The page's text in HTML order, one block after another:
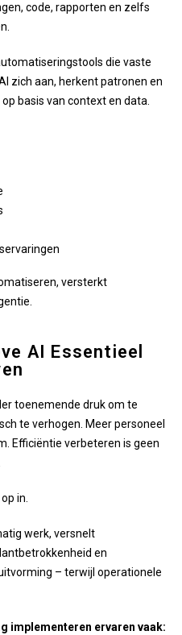
code, rapporten en zelfs
die vaste
zich aan, herkent patronen en
basis van context en data.
versterkt
AI Essentieel
toenemende druk om te
te verhogen. Meer personeel
Efficiëntie verbeteren is geen
in.
werk, versnelt
en
– terwijl operationele
implementeren ervaren vaak: